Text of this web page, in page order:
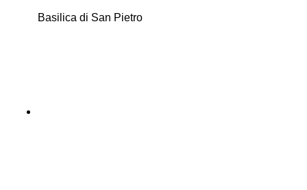
Basilica di San Pietro